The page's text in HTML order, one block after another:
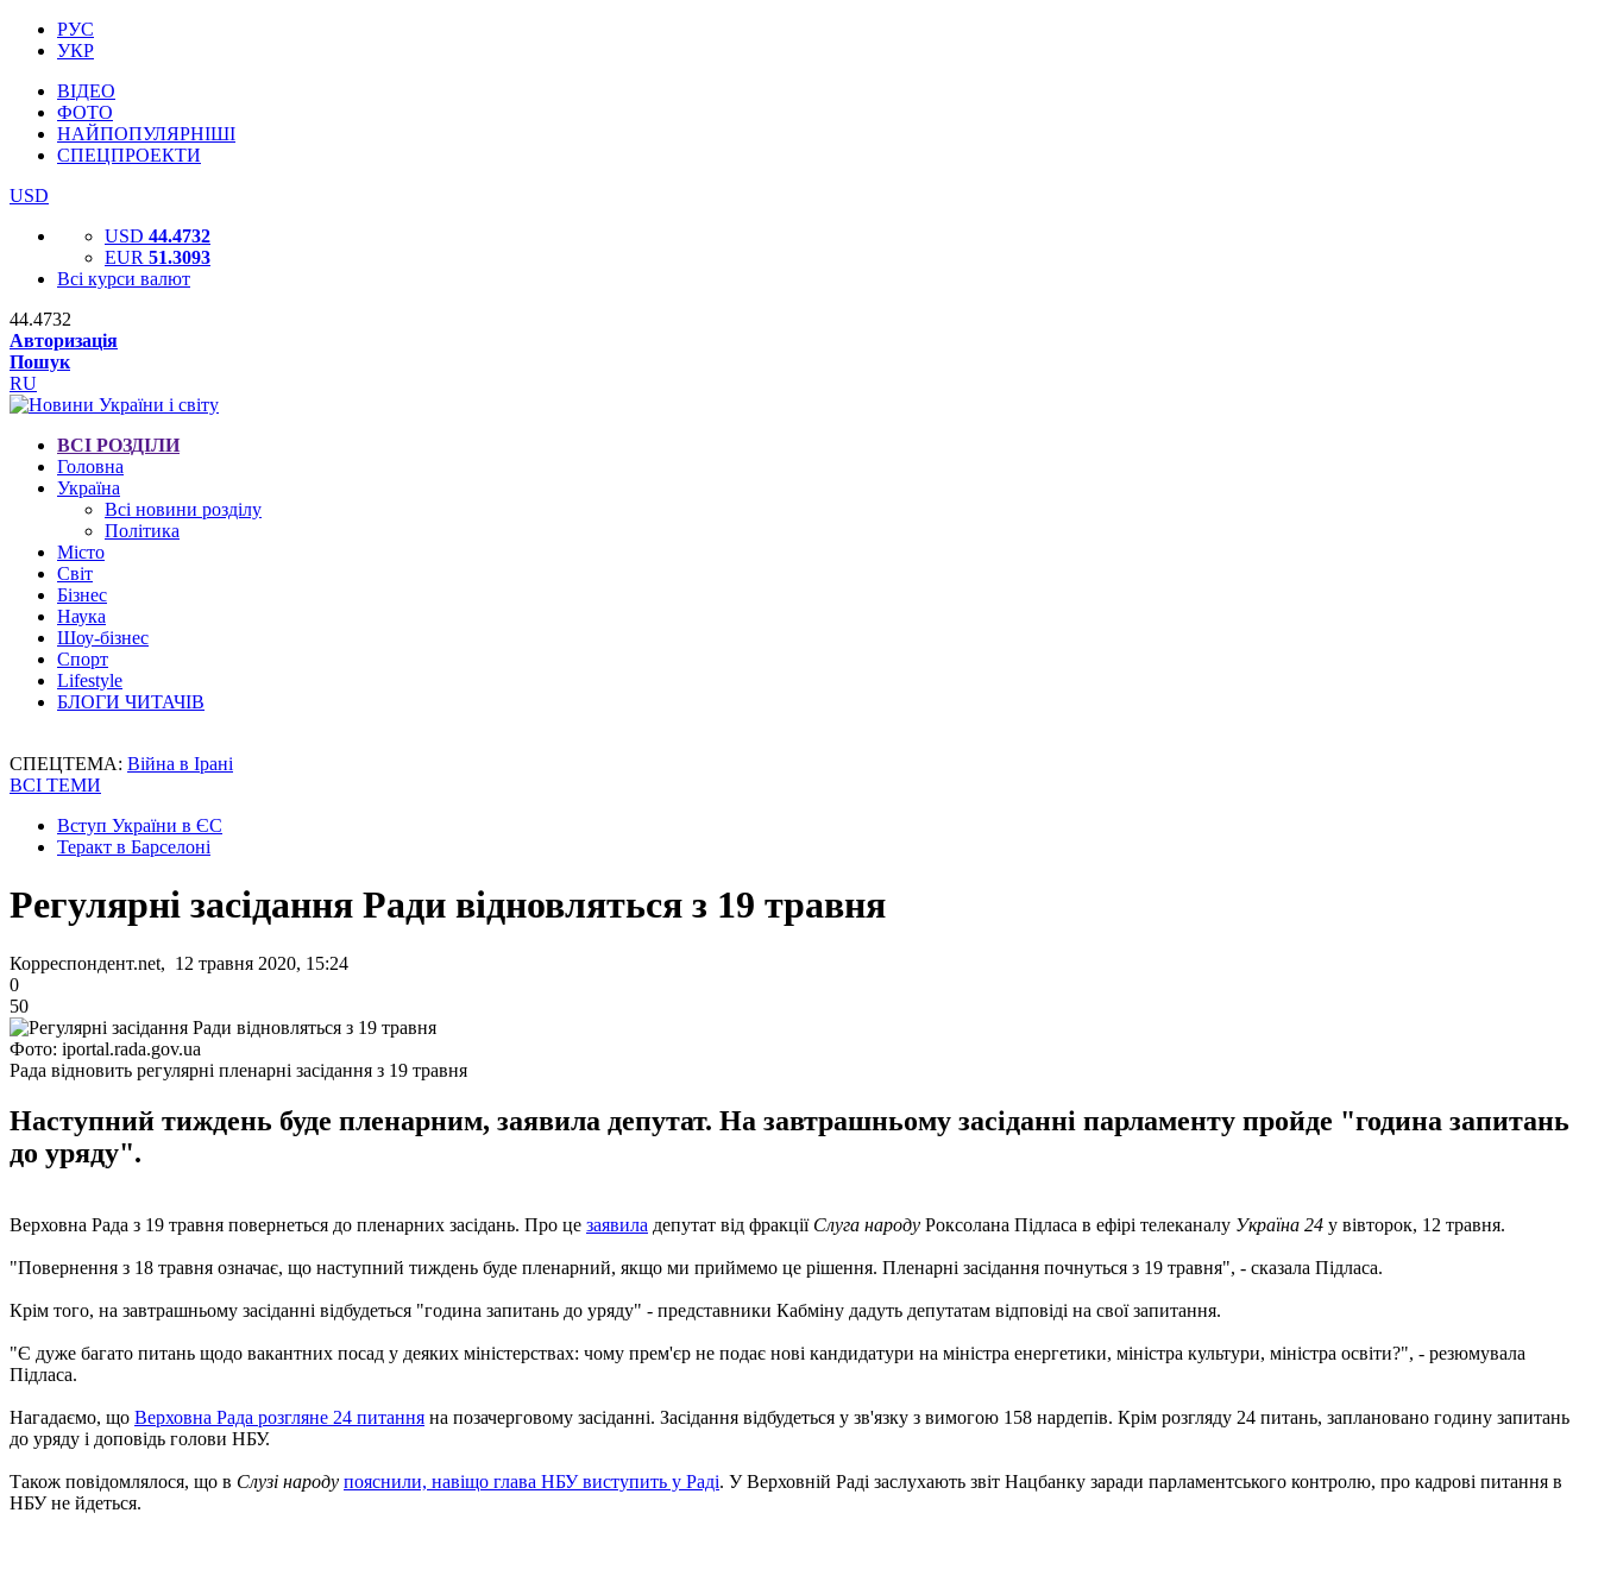
РУС
УКР
ВІДЕО
ФОТО
НАЙПОПУЛЯРНІШІ
СПЕЦПРОЕКТИ
USD
USD 44.4732
EUR 51.3093
Всі курси валют
44.4732
Авторизація
Пошук
RU
ВСІ РОЗДІЛИ
Головна
Україна
Всі новини розділу
Політика
Місто
Світ
Бізнес
Наука
Шоу-бізнес
Спорт
Lifestyle
БЛОГИ ЧИТАЧІВ
СПЕЦТЕМА: Війна в Ірані
ВСІ ТЕМИ
Вступ України в ЄС
Теракт в Барселоні
Регулярні засідання Ради відновляться з 19 травня
Корреспондент.net, 12 травня 2020, 15:24
0
50
Фото: iportal.rada.gov.ua
Рада відновить регулярні пленарні засідання з 19 травня
Наступний тиждень буде пленарним, заявила депутат. На завтрашньому засіданні парламенту пройде "година запитань
до уряду".
Верховна Рада з 19 травня повернеться до пленарних засідань. Про це заявила депутат від фракції Слуга народу Роксолана Підласа в ефірі телеканалу Україна 24 у вівторок, 12 травня.
"Повернення з 18 травня означає, що наступний тиждень буде пленарний, якщо ми приймемо це рішення. Пленарні засідання почнуться з 19 травня", - сказала Підласа.
Крім того, на завтрашньому засіданні відбудеться "година запитань до уряду" - представники Кабміну дадуть депутатам відповіді на свої запитання.
"Є дуже багато питань щодо вакантних посад у деяких міністерствах: чому прем'єр не подає нові кандидатури на міністра енергетики, міністра культури, міністра освіти?", - резюмувала
Підласа.
Нагадаємо, що Верховна Рада розгляне 24 питання на позачерговому засіданні. Засідання відбудеться у зв'язку з вимогою 158 нардепів. Крім розгляду 24 питань, заплановано годину запитань
до уряду і доповідь голови НБУ.
Також повідомлялося, що в Слузі народу пояснили, навіщо глава НБУ виступить у Раді. У Верховній Раді заслухають звіт Нацбанку заради парламентського контролю, про кадрові питання в
НБУ не йдеться.